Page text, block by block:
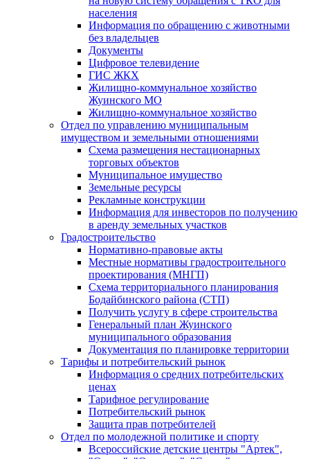
населения
Информация по обращению с животными
без владельцев
Документы
Цифровое телевидение
ГИС ЖКХ
Жилищно-коммунальное хозяйство
Жуинского МО
Жилищно-коммунальное хозяйство
Отдел по управлению муниципальным
имуществом и земельными отношениями
Схема размещения нестационарных
торговых объектов
Муниципальное имущество
Земельные ресурсы
Рекламные конструкции
Информация для инвесторов по получению
в аренду земельных участков
Градостроительство
Нормативно-правовые акты
Местные нормативы градостроительного
проектирования (МНГП)
Схема территориального планирования
Бодайбинского района (СТП)
Получить услугу в сфере строительства
Генеральный план Жуинского
муниципального образования
Документация по планировке территории
Тарифы и потребительский рынок
Информация о средних потребительских
ценах
Тарифное регулирование
Потребительский рынок
Защита прав потребителей
Отдел по молодежной политике и спорту
Всероссийские детские центры "Артек",